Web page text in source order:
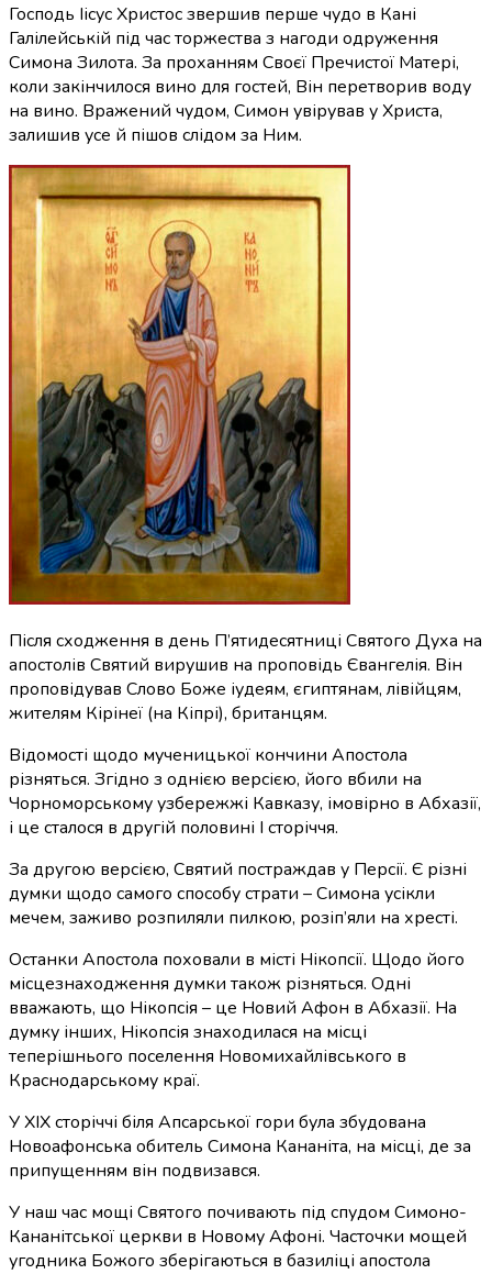
Господь Іісус Христос звершив перше чудо в Кані
Галілейській під час торжества з нагоди одруження
Симона Зилота. За проханням Своєї Пречистої Матері,
коли закінчилося вино для гостей, Він перетворив воду
на вино. Вражений чудом, Симон увірував у Христа,
залишив усе й пішов слідом за Ним.
Після сходження в день П’ятидесятниці Святого Духа на
апостолів Святий вирушив на проповідь Євангелія. Він
проповідував Слово Боже іудеям, єгиптянам, лівійцям,
жителям Кірінеї (на Кіпрі), британцям.
Відомості щодо мученицької кончини Апостола
різняться. Згідно з однією версією, його вбили на
Чорноморському узбережжі Кавказу, імовірно в Абхазії,
і це сталося в другій половині І сторіччя.
За другою версією, Святий постраждав у Персії. Є різні
думки щодо самого способу страти – Симона усікли
мечем, заживо розпиляли пилкою, розіп’яли на хресті.
Останки Апостола поховали в місті Нікопсії. Щодо його
місцезнаходження думки також різняться. Одні
вважають, що Нікопсія – це Новий Афон в Абхазії. На
думку інших, Нікопсія знаходилася на місці
теперішнього поселення Новомихайлівського в
Краснодарському краї.
У ХІХ сторіччі біля Апсарської гори була збудована
Новоафонська обитель Симона Кананіта, на місці, де за
припущенням він подвизався.
У наш час мощі Святого почивають під спудом Симоно-
Кананітської церкви в Новому Афоні. Часточки мощей
угодника Божого зберігаються в базиліці апостола